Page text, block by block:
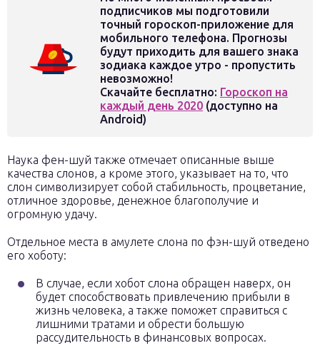
подписчиков мы подготовили
точный гороскоп-приложение для
мобильного телефона. Прогнозы
будут приходить для вашего знака
зодиака каждое утро - пропустить
невозможно!
Скачайте бесплатно: Гороскоп на
каждый день 2020 (доступно на
Android)
Наука фен-шуй также отмечает описанные выше
качества слонов, а кроме этого, указывает на то, что
слон символизирует собой стабильность, процветание,
отличное здоровье, денежное благополучие и
огромную удачу.
Отдельное места в амулете слона по фэн-шуй отведено
его хоботу:
В случае, если хобот слона обращен наверх, он
будет способствовать привлечению прибыли в
жизнь человека, а также поможет справиться с
лишними тратами и обрести большую
рассудительность в финансовых вопросах.